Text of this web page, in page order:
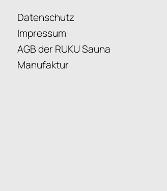
Datenschutz
Impressum
AGB der RUKU Sauna
Manufaktur